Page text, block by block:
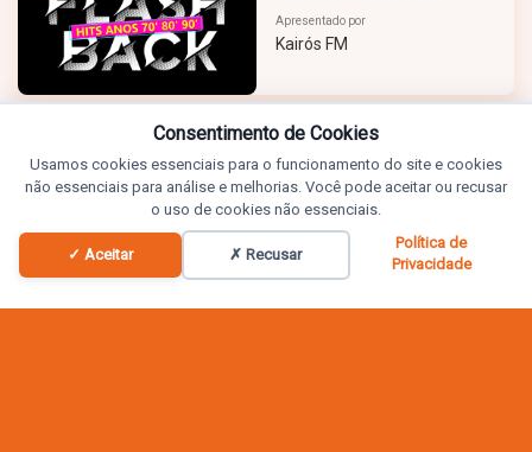
Apresentado por
Kairós FM
Programação
Consentimento de Cookies
Usamos cookies essenciais para o funcionamento do site e cookies
não essenciais para análise e melhorias. Você pode aceitar ou recusar
o uso de cookies não essenciais.
✓ Aceitar ✗ Recusar
Política de
Privacidade